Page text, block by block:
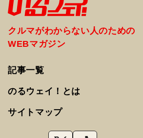
クルマがわからない人のための
WEBマガジン
記事一覧
のるウェイ！とは
サイトマップ